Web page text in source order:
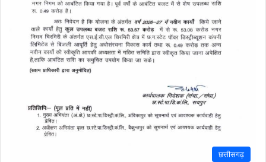
छत्तीसगढ़